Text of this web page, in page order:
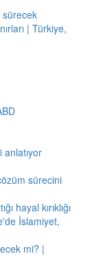
sürecek
| Türkiye,
anlatıyor
sürecini
hayal kırıklığı
İslamiyet,
mi? |